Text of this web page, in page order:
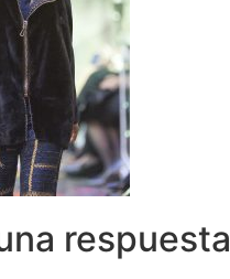
respuesta